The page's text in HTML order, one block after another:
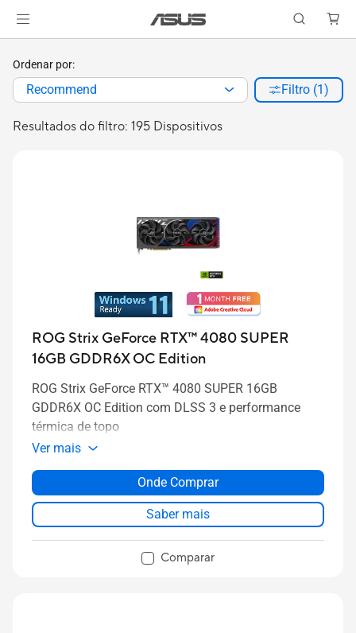
Resultados do filtro: 195 Dispositivos
Ordenar por:
Recommend Filtro (1)
ROG Strix GeForce RTX™ 4080 SUPER
16GB GDDR6X OC Edition
ROG Strix GeForce RTX™ 4080 SUPER 16GB
GDDR6X OC Edition com DLSS 3 e performance
térmica de topo
Ver mais
Onde Comprar
Saber mais
Comparar